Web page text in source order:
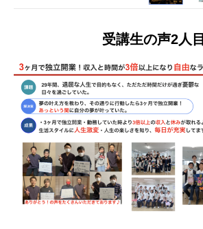
受講生の声2人目